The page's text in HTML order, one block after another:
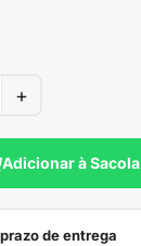
+
Adicionar à Sacola
de entrega